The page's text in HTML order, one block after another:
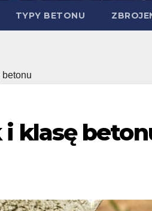
TYPY BETONU
klasę